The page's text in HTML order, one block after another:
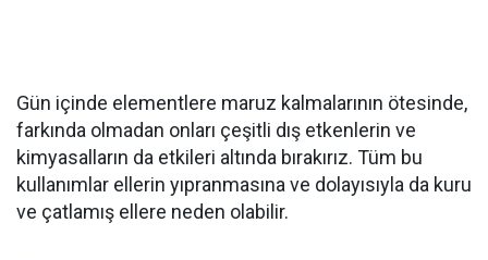
Gün içinde elementlere maruz kalmalarının ötesinde,
farkında olmadan onları çeşitli dış etkenlerin ve
kimyasalların da etkileri altında bırakırız. Tüm bu
kullanımlar ellerin yıpranmasına ve dolayısıyla da kuru
ve çatlamış ellere neden olabilir.